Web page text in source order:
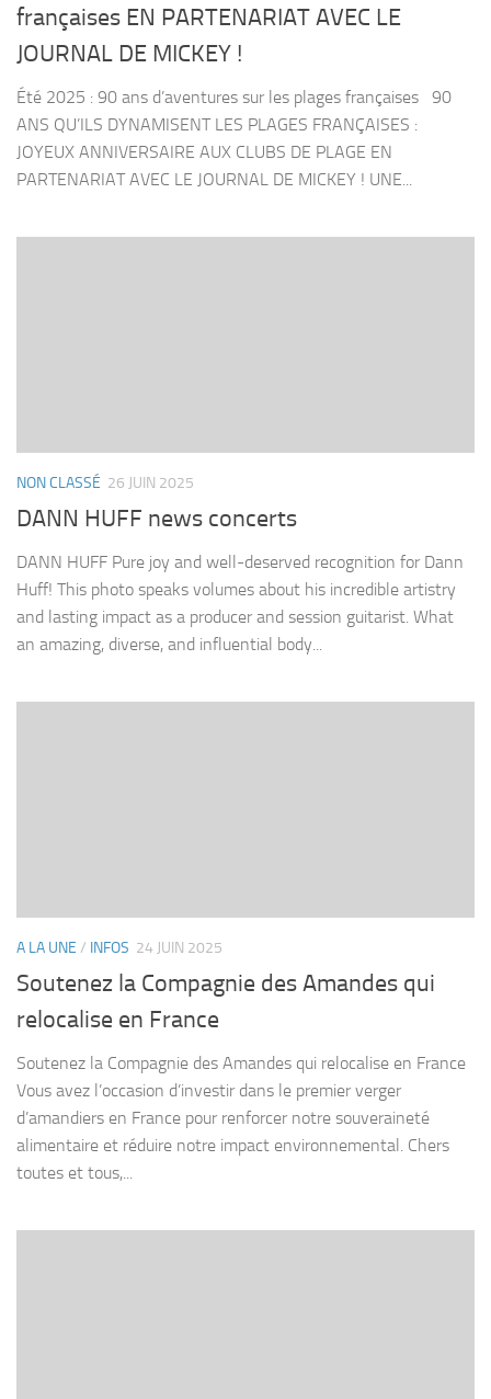
françaises EN PARTENARIAT AVEC LE
JOURNAL DE MICKEY !
Été 2025 : 90 ans d’aventures sur les plages françaises 90
ANS QU’ILS DYNAMISENT LES PLAGES FRANÇAISES :
JOYEUX ANNIVERSAIRE AUX CLUBS DE PLAGE EN
PARTENARIAT AVEC LE JOURNAL DE MICKEY ! UNE...
NON CLASSÉ 26 JUIN 2025
DANN HUFF news concerts
DANN HUFF Pure joy and well-deserved recognition for Dann
Huff! This photo speaks volumes about his incredible artistry
and lasting impact as a producer and session guitarist. What
an amazing, diverse, and influential body...
A LA UNE / INFOS 24 JUIN 2025
Soutenez la Compagnie des Amandes qui
relocalise en France
Soutenez la Compagnie des Amandes qui relocalise en France
Vous avez l’occasion d’investir dans le premier verger
d’amandiers en France pour renforcer notre souveraineté
alimentaire et réduire notre impact environnemental. Chers
toutes et tous,...